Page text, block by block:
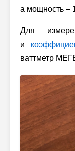
а мощность –
Для
и
ваттметр